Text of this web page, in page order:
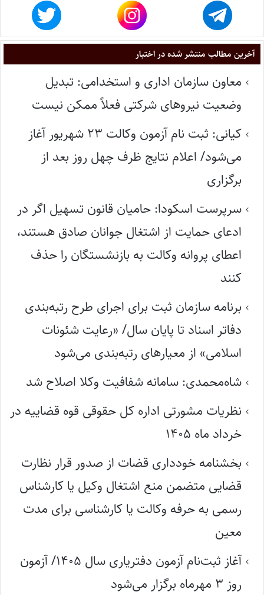
آخرین مطالب منتشر شده در اختبار
معاون سازمان اداری و استخدامی: تبدیل
وضعیت نیروهای شرکتی فعلاً ممکن نیست
کیانی: ثبت نام آزمون وکالت ۲۳ شهریور آغاز
می‌شود/ اعلام نتایج ظرف چهل روز بعد از
برگزاری
سرپرست اسکودا: حامیان قانون تسهیل اگر در
ادعای حمایت از اشتغال جوانان صادق هستند،
اعطای پروانه وکالت به بازنشستگان را حذف
کنند
برنامه سازمان ثبت برای اجرای طرح رتبه‌بندی
دفاتر اسناد تا پایان سال/ «رعایت شئونات
اسلامی» از معیارهای رتبه‌بندی می‌شود
شاه‌محمدی: سامانه شفافیت وکلا اصلاح شد
نظریات مشورتی اداره کل حقوقی قوه قضاییه در
خرداد ماه ۱۴۰۵
بخشنامه خودداری قضات از صدور قرار نظارت
قضایی متضمن منع اشتغال وکیل یا کارشناس
رسمی به حرفه وکالت یا کارشناسی برای مدت
معین
آغاز ثبت‌نام آزمون دفتریاری سال ۱۴۰۵/ آزمون
روز ۳ مهرماه برگزار می‌شود